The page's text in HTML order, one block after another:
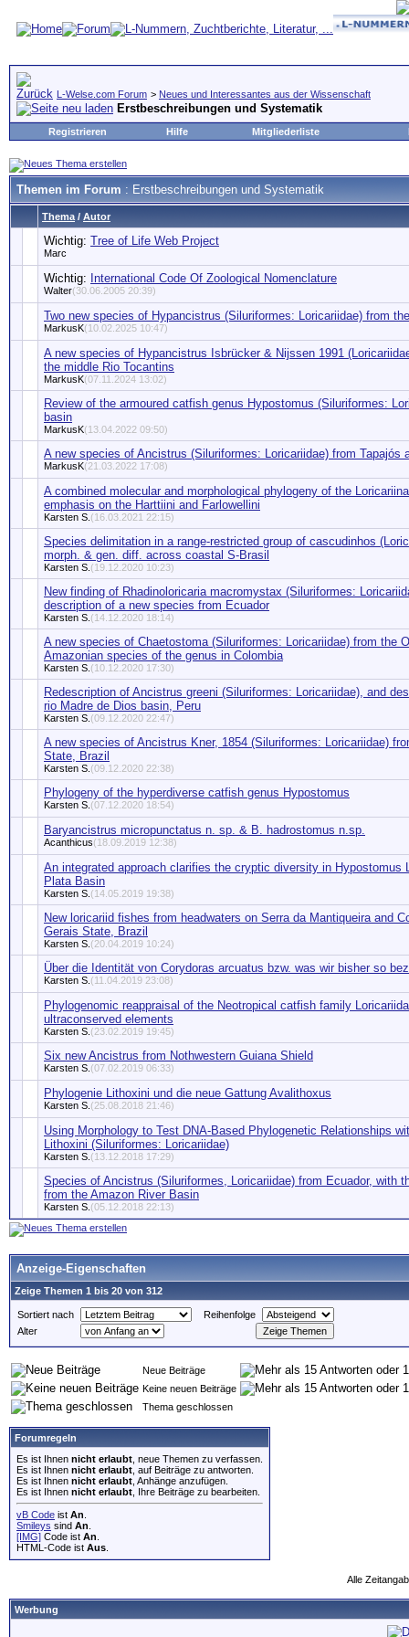
L-Welse.com Forum > Neues und Interessantes aus der Wissenschaft
Erstbeschreibungen und Systematik
Registrieren Hilfe Mitgliederliste
Themen im Forum : Erstbeschreibungen und Systematik
Thema / Autor
Wichtig: Tree of Life Web Project
Marc
Wichtig: International Code Of Zoological Nomenclature
Walter(30.06.2005 20:39)
Two new species of Hypancistrus (Siluriformes: Loricariidae) from
MarkusK(10.02.2025 10:47)
A new species of Hypancistrus Isbrücker & Nijssen 1991
the middle Rio Tocantins
MarkusK(07.11.2024 13:02)
Review of the armoured catfish genus Hypostomus (Siluriformes:
basin
MarkusK(13.04.2022 09:50)
A new species of Ancistrus (Siluriformes: Loricariidae) from Tapajós
MarkusK(21.03.2022 17:08)
A combined molecular and morphological phylogeny of the
emphasis on the Harttiini and Farlowellini
Karsten S. (16.03.2021 22:15)
Species delimitation in a range-restricted group of cascudinhos
morph. & gen. diff. across coastal S-Brasil
Karsten S. (19.12.2020 10:23)
New finding of Rhadinoloricaria macromystax (Siluriformes:
description of a new species from Ecuador
Karsten S. (14.12.2020 18:14)
A new species of Chaetostoma (Siluriformes: Loricariidae) from the
Amazonian species of the genus in Colombia
Karsten S. (10.12.2020 17:30)
Redescription of Ancistrus greeni (Siluriformes: Loricariidae), and
rio Madre de Dios basin, Peru
Karsten S. (09.12.2020 22:47)
A new species of Ancistrus Kner, 1854 (Siluriformes: Loricariidae)
State, Brazil
Karsten S. (09.12.2020 22:38)
Phylogeny of the hyperdiverse catfish genus Hypostomus
Karsten S. (07.12.2020 18:54)
Baryancistrus micropunctatus n. sp. & B. hadrostomus n.sp.
Acanthicus(18.09.2019 12:38)
An integrated approach clarifies the cryptic diversity in Hypostomus
Plata Basin
Karsten S. (14.05.2019 19:38)
New loricariid fishes from headwaters on Serra da Mantiqueira and
Gerais State, Brazil
Karsten S. (20.04.2019 10:24)
Über die Identität von Corydoras arcuatus bzw. was wir bisher so
Karsten S. (11.04.2019 23:08)
Phylogenomic reappraisal of the Neotropical catfish family
ultraconserved elements
Karsten S. (23.02.2019 19:45)
Six new Ancistrus from Nothwestern Guiana Shield
Karsten S. (07.02.2019 06:33)
Phylogenie Lithoxini und die neue Gattung Avalithoxus
Karsten S. (25.08.2018 21:46)
Using Morphology to Test DNA-Based Phylogenetic Relationships
Lithoxini (Siluriformes: Loricariidae)
Karsten S. (13.12.2018 17:29)
Species of Ancistrus (Siluriformes, Loricariidae) from Ecuador, with
from the Amazon River Basin
Karsten S. (05.12.2018 22:13)
Anzeige-Eigenschaften
Zeige Themen 1 bis 20 von 312
Sortiert nach
Reihenfolge
Alter
Neue Beiträge
Keine neuen Beiträge
Thema geschlossen
Forumregeln
Es ist Ihnen nicht erlaubt , neue Themen zu verfassen.
Es ist Ihnen nicht erlaubt , auf Beiträge zu antworten.
Es ist Ihnen nicht erlaubt , Anhänge anzufügen.
Es ist Ihnen nicht erlaubt , Ihre Beiträge zu bearbeiten.
vB Code ist An
Smileys sind An
[IMG] Code ist An
HTML-Code ist Aus
Alle
Werbung